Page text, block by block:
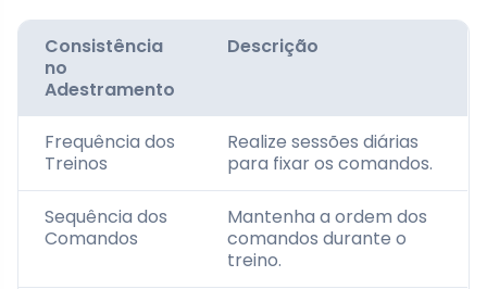
Consistência
no
Adestramento
Descrição
Frequência dos
Treinos
Realize sessões diárias
para fixar os comandos.
Sequência dos
Comandos
Mantenha a ordem dos
comandos durante o
treino.